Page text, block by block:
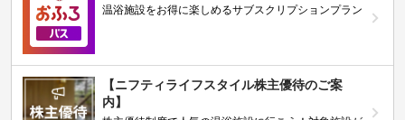
温浴施設をお得に楽しめるサブスクリプションプラン
【ニフティライフスタイル株主優待のご案
内】